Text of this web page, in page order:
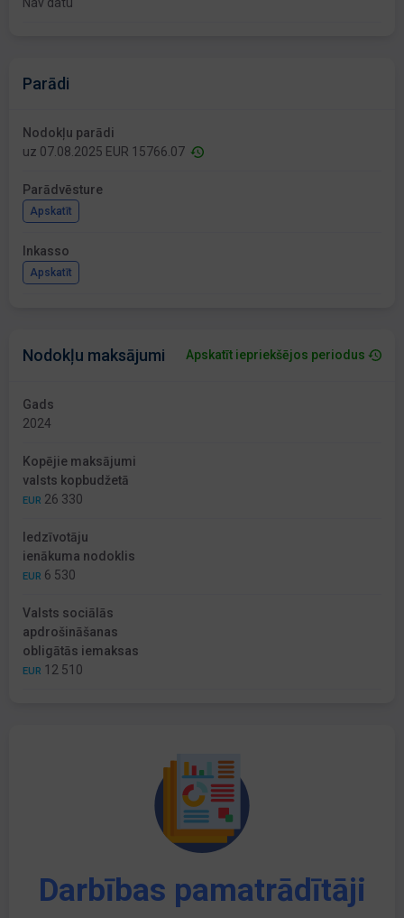
Nav datu
Parādi
Nodokļu parādi
uz 07.08.2025 EUR 15766.07
Parādvēsture
Apskatīt
Inkasso
Apskatīt
Nodokļu maksājumi Apskatīt iepriekšējos periodus
Gads
2024
Kopējie maksājumi
valsts kopbudžetā
EUR 26 330
Iedzīvotāju
ienākuma nodoklis
EUR 6 530
Valsts sociālās
apdrošināšanas
obligātās iemaksas
EUR 12 510
Darbības pamatrādītāji